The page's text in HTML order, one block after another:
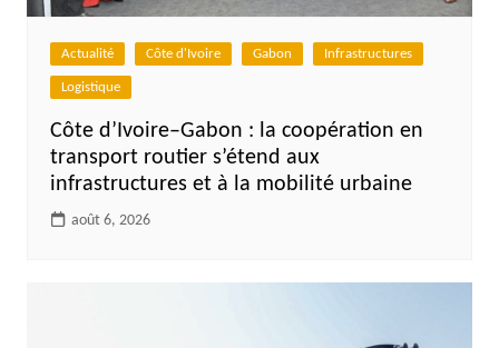
Actualité Côte d'Ivoire Gabon Infrastructures
Logistique
Côte d’Ivoire–Gabon : la coopération en
transport routier s’étend aux
infrastructures et à la mobilité urbaine
août 6, 2026